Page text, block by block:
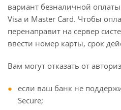
вариант безналичной
Visa и Master Card. Чтобы
перенаправит на сервер
ввести номер карты, срок
Вам могут отказать от
если ваш банк не
Secure;